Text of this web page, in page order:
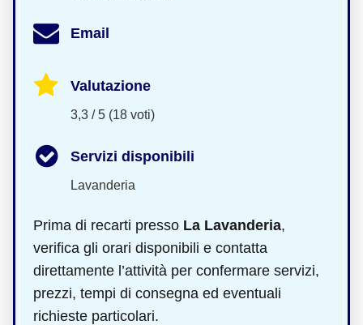
Email
Valutazione
3,3 / 5 (18 voti)
Servizi disponibili
Lavanderia
Prima di recarti presso La Lavanderia,
verifica gli orari disponibili e contatta
direttamente l’attività per confermare servizi,
prezzi, tempi di consegna ed eventuali
richieste particolari.